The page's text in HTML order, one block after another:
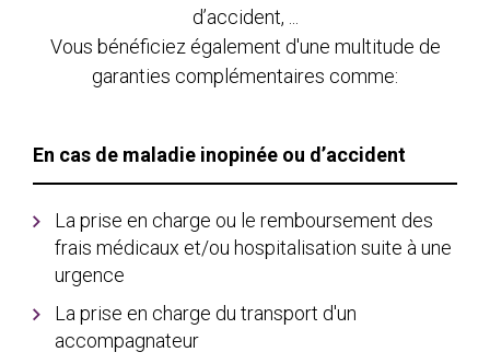
d’accident, ...
Vous bénéficiez également d'une multitude de
garanties complémentaires comme:
En cas de maladie inopinée ou d’accident
La prise en charge ou le remboursement des
frais médicaux et/ou hospitalisation suite à une
urgence
La prise en charge du transport d'un
accompagnateur